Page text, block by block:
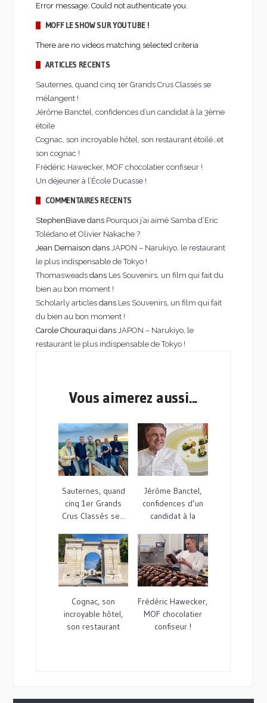
Error message: Could not authenticate you.
MOFF LE SHOW SUR YOUTUBE !
There are no videos matching selected criteria
ARTICLES RÉCENTS
Sauternes, quand cinq 1er Grands Crus Classés se
mélangent !
Jérôme Banctel, confidences d’un candidat à la 3ème
étoile
Cognac, son incroyable hôtel, son restaurant étoilé…et
son cognac !
Frédéric Hawecker, MOF chocolatier confiseur !
Un déjeuner à l’École Ducasse !
COMMENTAIRES RÉCENTS
StephenBiave dans Pourquoi j’ai aimé Samba d’Eric
Tolédano et Olivier Nakache ?
Jean Demaison dans JAPON – Narukiyo, le restaurant
le plus indispensable de Tokyo !
Thomasweadsdans Les Souvenirs, un film qui fait du
bien au bon moment !
Scholarly articlesdans Les Souvenirs, un film qui fait
du bien au bon moment !
Carole Chouraqui dans JAPON – Narukiyo, le
restaurant le plus indispensable de Tokyo !
Vous aimerez aussi...
Sauternes, quand
cinq 1er Grands
Crus Classés se...
Jérôme Banctel,
confidences d’un
candidat à la
Cognac, son
incroyable hôtel,
son restaurant
Frédéric Hawecker,
MOF chocolatier
confiseur !